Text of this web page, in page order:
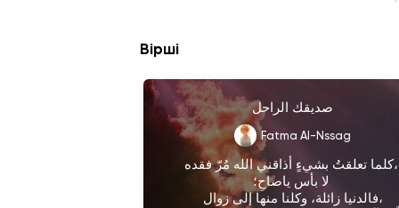
Вірші
صديقك الراحل
Fatma Al-Nssag
كلما تعلقتُ بشيءٍ أذاقني الله مُرّ فقده،
لا بأس ياصاحِ؛
فالدنيا زائلة، وكلنا منها إلى زوال،